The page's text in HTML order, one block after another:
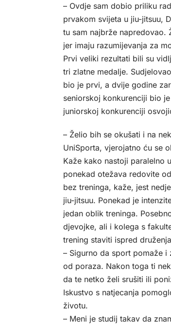
– Ovdje sam dobio priliku
prvakom svijeta u jiu-jitsuu,
tu sam najbrže napredovao.
jer imaju razumijevanja za
Prvi veliki rezultati bili su
tri zlatne medalje.
bio je prvi, a dvije godine
seniorskoj konkurenciji bio
juniorskoj konkurenciji
– Želio bih se okušati i na
UniSporta, vjerojatno ću se
Kaže kako nastoji paralelno
ponekad otežava redovite
bez treninga, kaže, jest
jiu-jitsuu. Ponekad je
jedan oblik treninga.
djevojke, ali i kolega s
trening staviti ispred
– Sigurno da sport pomaže
od poraza. Nakon toga ti
da te netko želi srušiti ili
Iskustvo s natjecanja
životu.
– Meni je studij takav da